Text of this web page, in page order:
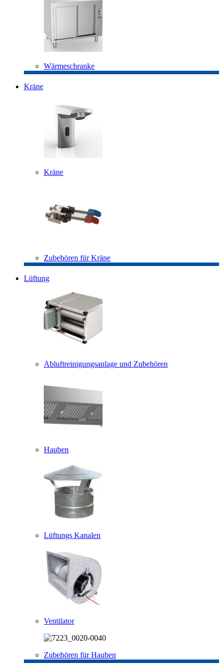
Wärmeschranke
Kräne
Kräne
Zubehören für Kräne
Lüftung
Abluftreinigungsanlage und Zubehören
Hauben
Lüftungs Kanalen
Ventilator
Zubehören für Hauben